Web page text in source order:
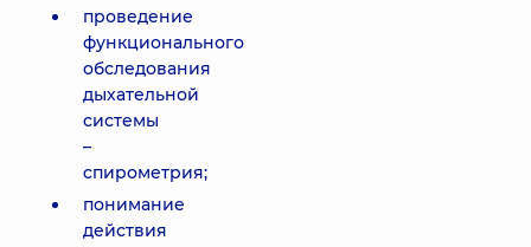
проведение
функционального
обследования
дыхательной
системы
–
cпирометрия;
понимание
действия